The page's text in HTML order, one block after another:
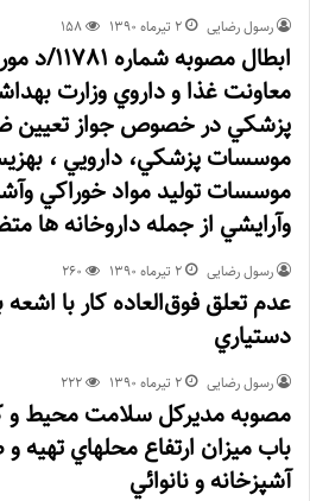
رسول رضایی ۲ تیر‌ماه ۱۳۹۰ 158
معاونت غذا و داروي وزارت
پزشكي در خصوص جواز تعيين
موسسات پزشكي، دارويي ،
موسسات توليد مواد خوراكي
وآرايشي از جمله داروخانه ها
رسول رضایی ۲ تیر‌ماه ۱۳۹۰ 260
عدم تعلق فوق‌العاده كار با
دستياري
رسول رضایی ۲ تیر‌ماه ۱۳۹۰ 222
مصوبه مديركل سلامت محيط و
باب ميزان ارتفاع محلهاي تهيه
آشپزخانه و نانوائي